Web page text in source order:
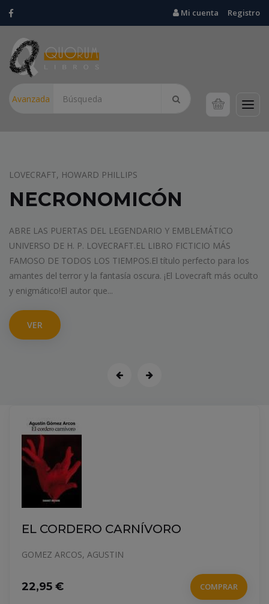
Mi cuenta Registro
Avanzada
ZAVALA, JOSE MARIA
LA CARA OCULTA DE
Antes de ser venerados, muchos santos fueron cuestionados.
¿Qué hubo detrás de la fama, los milagros y las devociones?
¿Qué significa realmente ser santo? José María Zavala, autor
la novela El profeta, se adentra en la cara menos conocida de...
VER
EL CORDERO CARNÍVORO
GOMEZ ARCOS, AGUSTIN
22,95 € COMPRAR